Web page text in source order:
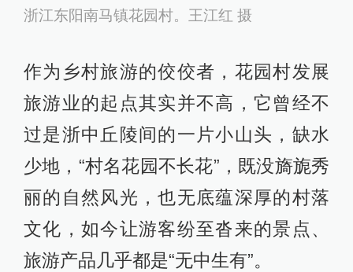
浙江东阳南马镇花园村。王江红 摄
作为乡村旅游的佼佼者，花园村发展
旅游业的起点其实并不高，它曾经不
过是浙中丘陵间的一片小山头，缺水
少地，“村名花园不长花”，既没旖旎秀
丽的自然风光，也无底蕴深厚的村落
文化，如今让游客纷至沓来的景点、
旅游产品几乎都是“无中生有”。